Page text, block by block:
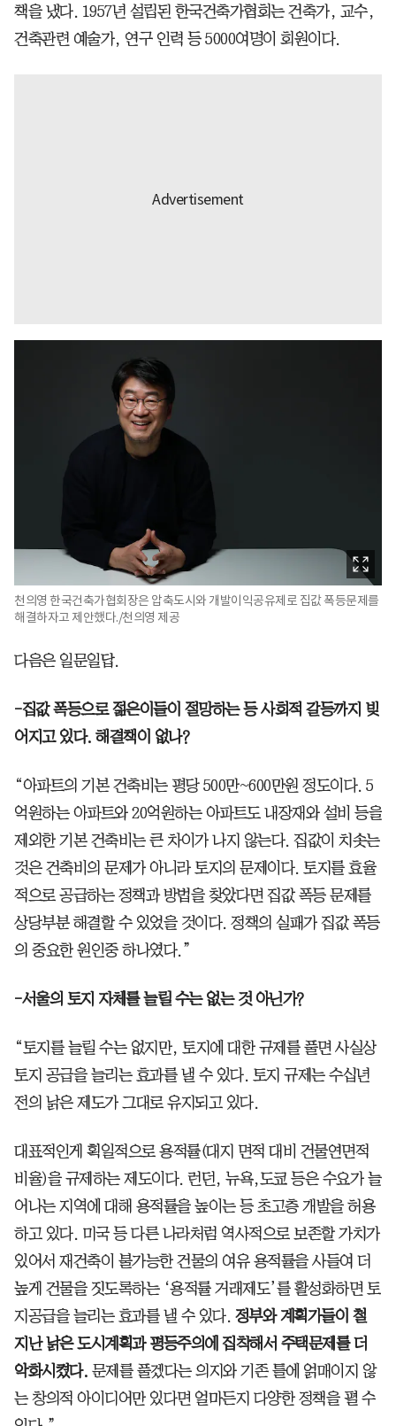
책을 냈다. 1957년 설립된 한국건축가협회는 건축가, 교수,
건축관련 예술가, 연구 인력 등 5000여명이 회원이다.
천의영 한국건축가협회장은 압축도시와 개발이익공유제로 집값 폭등문제를
해결하자고 제안했다./천의영 제공
다음은 일문일답.
-집값 폭등으로 젊은이들이 절망하는 등 사회적 갈등까지 빚
어지고 있다. 해결책이 없나?
“아파트의 기본 건축비는 평당 500만~600만원 정도이다. 5
억원하는 아파트와 20억원하는 아파트도 내장재와 설비 등을
제외한 기본 건축비는 큰 차이가 나지 않는다. 집값이 치솟는
것은 건축비의 문제가 아니라 토지의 문제이다. 토지를 효율
적으로 공급하는 정책과 방법을 찾았다면 집값 폭등 문제를
상당부분 해결할 수 있었을 것이다. 정책의 실패가 집값 폭등
의 중요한 원인중 하나였다.”
-서울의 토지 자체를 늘릴 수는 없는 것 아닌가?
“토지를 늘릴 수는 없지만, 토지에 대한 규제를 풀면 사실상
토지 공급을 늘리는 효과를 낼 수 있다. 토지 규제는 수십년
전의 낡은 제도가 그대로 유지되고 있다.
대표적인게 획일적으로 용적률(대지 면적 대비 건물연면적
비율)을 규제하는 제도이다. 런던, 뉴욕,도쿄 등은 수요가 늘
어나는 지역에 대해 용적률을 높이는 등 초고층 개발을 허용
하고 있다. 미국 등 다른 나라처럼 역사적으로 보존할 가치가
있어서 재건축이 불가능한 건물의 여유 용적률을 사들여 더
높게 건물을 짓도록하는 ‘용적률 거래제도’를 활성화하면 토
지공급을 늘리는 효과를 낼 수 있다. 정부와 계획가들이 철
지난 낡은 도시계획과 평등주의에 집착해서 주택문제를 더
악화시켰다. 문제를 풀겠다는 의지와 기존 틀에 얽매이지 않
는 창의적 아이디어만 있다면 얼마든지 다양한 정책을 펼 수